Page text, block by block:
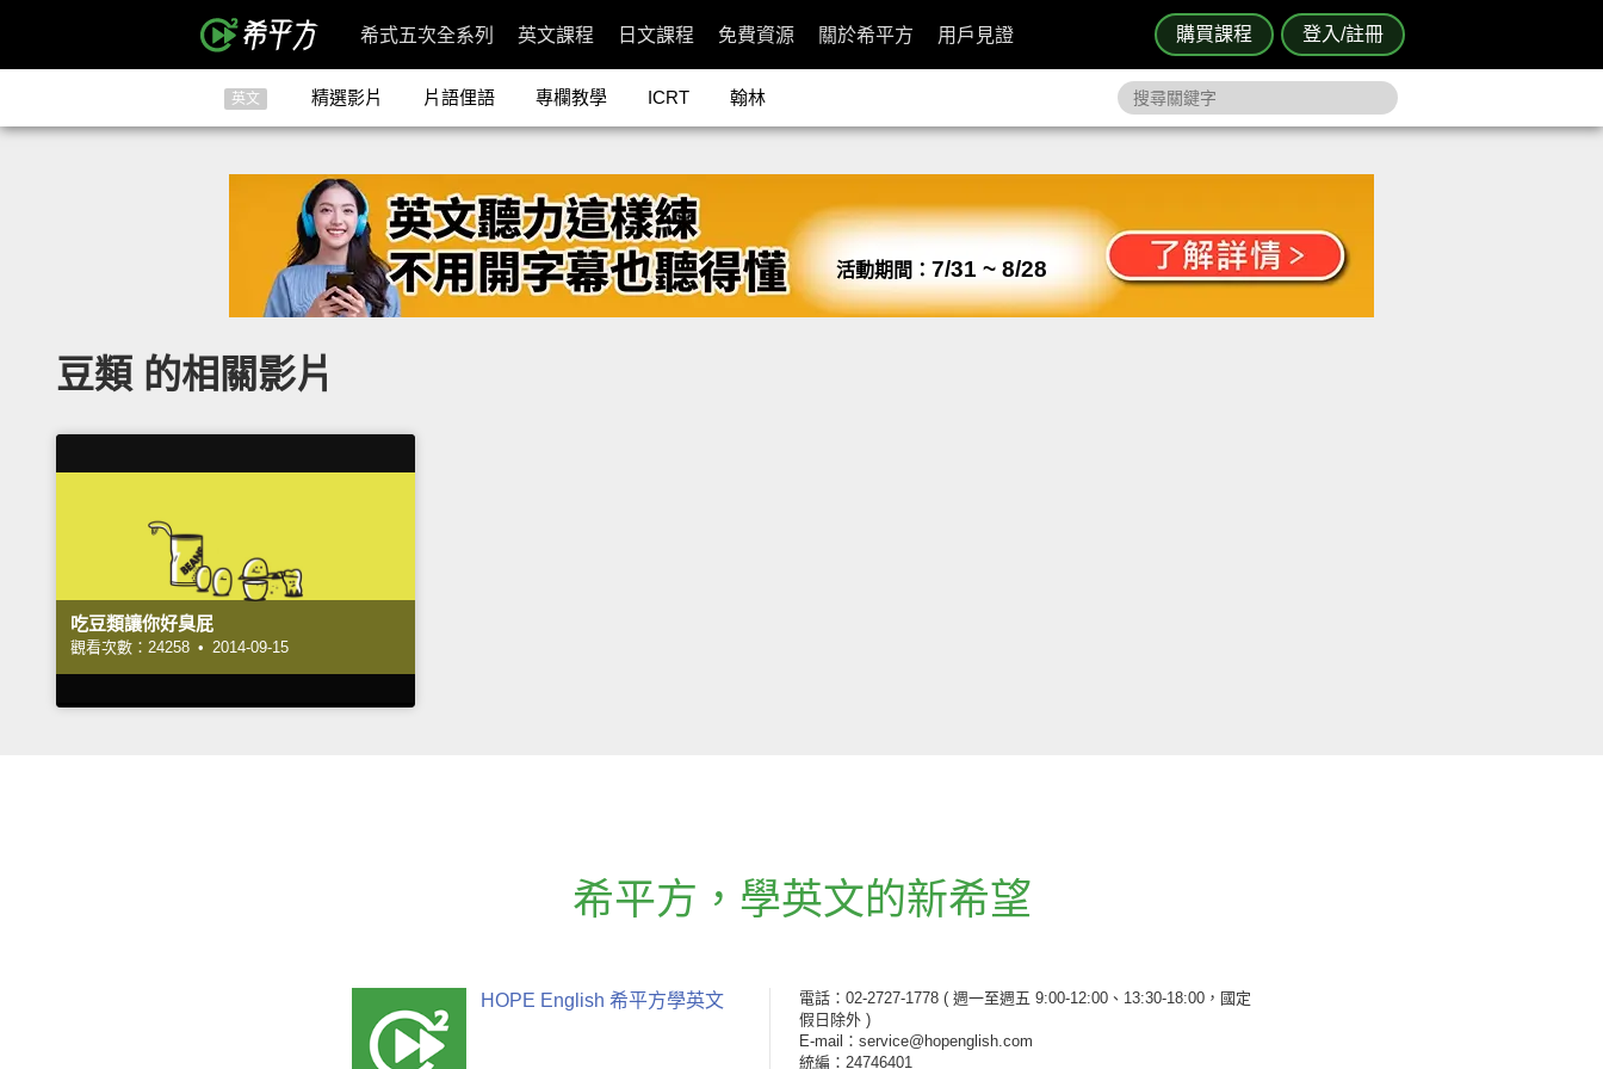
購買課程 登入/註冊
希式五次全系列 英文課程 日文課程 免費資源 關於希平方 用戶見證
英文 精選影片 片語俚語 專欄教學 ICRT 翰林
活動期間： 7/31 ~ 8/28
豆類 的相關影片
吃豆類讓你好臭屁
觀看次數：24258 • 2014-09-15
希平方 ， 學英文的新希望
HOPE English 希平方學英文 電話：02-2727-1778 ( 週一至週五 9:00-12:00、13:30-18:00，國定
假日除外 )
E-mail：service@hopenglish.com
統編：24746401